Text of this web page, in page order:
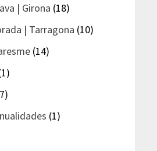
| Girona (18)
| Tarragona (10)
(14)
(1)